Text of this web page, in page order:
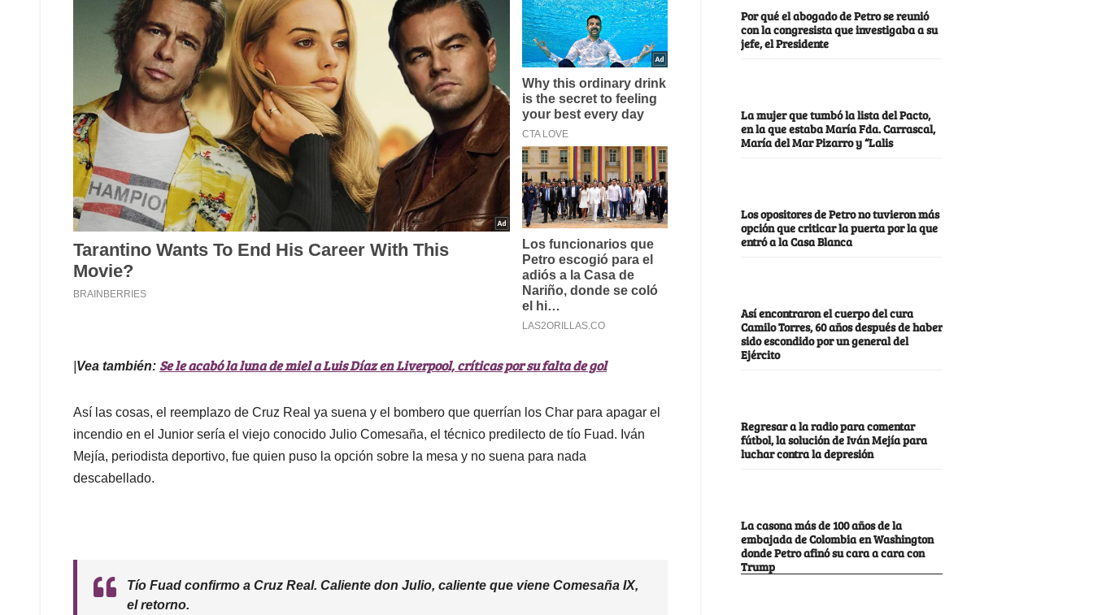
Vea también: Se le acabó la luna de miel a Luis Díaz en Liverpool, críticas por su falta de gol
Así las cosas, el reemplazo de Cruz Real ya suena y el bombero que querrían los Char para apagar el
incendio en el Junior sería el viejo conocido Julio Comesaña, el técnico predilecto de tío Fuad. Iván
Mejía, periodista deportivo, fue quien puso la opción sobre la mesa y no suena para nada
descabellado.
Tío Fuad confirmo a Cruz Real. Caliente don Julio, caliente que viene Comesaña IX,
el retorno.
Por qué el abogado de Petro se reunió
con la congresista que investigaba a su
jefe, el Presidente
La mujer que tumbó la lista del Pacto,
en la que estaba María Fda. Carrascal,
María del Mar Pizarro y “Lalis
Los opositores de Petro no tuvieron más
opción que criticar la puerta por la que
entró a la Casa Blanca
Así encontraron el cuerpo del cura
Camilo Torres, 60 años después de haber
sido escondido por un general del
Ejército
Regresar a la radio para comentar
fútbol, la solución de Iván Mejía para
luchar contra la depresión
La casona más de 100 años de la
embajada de Colombia en Washington
donde Petro afinó su cara a cara con
Trump